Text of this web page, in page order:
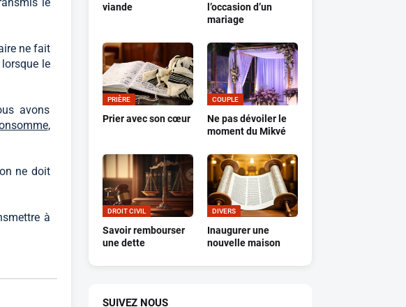
ne fait
le
avons
,
ne doit
à
viande
l’occasion d’un
mariage
PRIÈRE
Prier avec son cœur
COUPLE
Ne pas dévoiler le
moment du Mikvé
DROIT CIVIL
Savoir rembourser
une dette
DIVERS
Inaugurer une
nouvelle maison
SUIVEZ NOUS